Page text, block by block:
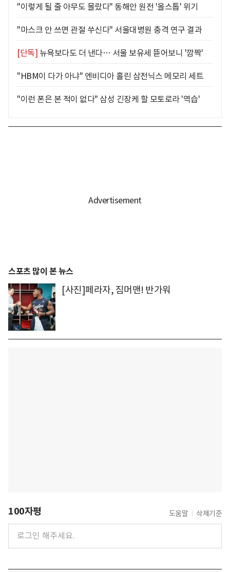
"이렇게 될 줄 아무도 몰랐다" 동해안 원전 '올스톱' 위기
"마스크 안 쓰면 관절 쑤신다" 서울대병원 충격 연구 결과
[단독] 뉴욕보다도 더 낸다… 서울 보유세 뜯어보니 '깜짝'
"HBM이 다가 아냐" 엔비디아 홀린 삼전닉스 메모리 세트
"이런 폰은 본 적이 없다" 삼성 긴장케 할 모토로라 '역습'
스포츠 많이 본 뉴스
[사진]페라자, 짐머맨! 반가워
100자평 도움말 삭제기준